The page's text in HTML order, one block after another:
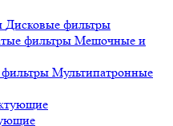
Дисковые фильтры
Мешочные и
Мультипатронные